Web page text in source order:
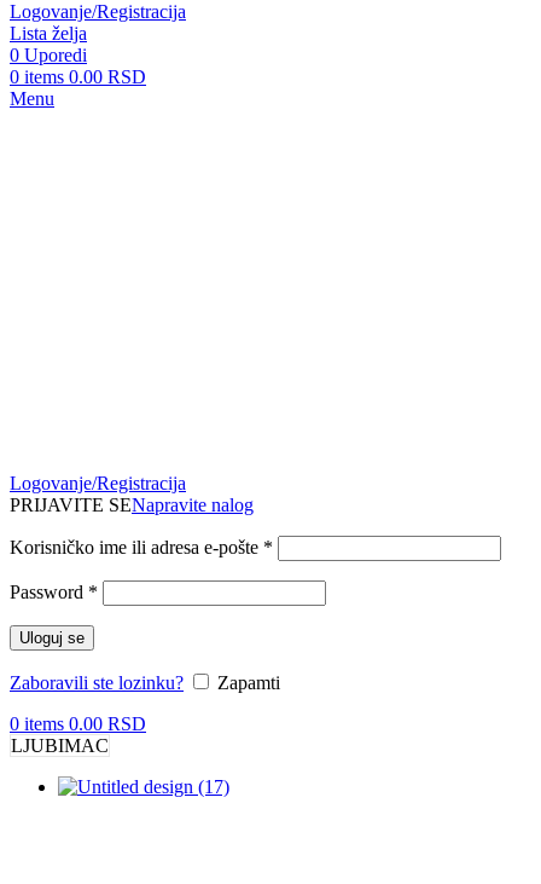
Logovanje/Registracija
Lista želja
0 Uporedi
0 items 0.00 RSD
Menu
Logovanje/Registracija
PRIJAVITE SENapravite nalog
Korisničko ime ili adresa e-pošte *
Password *
Uloguj se
Zaboravili ste lozinku?
Zapamti
0 items 0.00 RSD
LJUBIMAC